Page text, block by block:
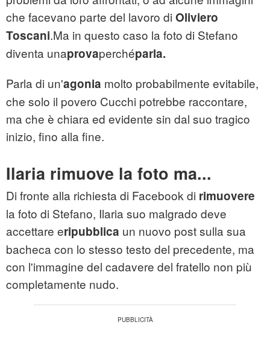
che facevano parte del lavoro di Oliviero
Toscani.Ma in questo caso la foto di Stefano
diventa unaprovaperchéparla.
Parla di un'agonia molto probabilmente evitabile,
che solo il povero Cucchi potrebbe raccontare,
ma che è chiara ed evidente sin dal suo tragico
inizio, fino alla fine.
Ilaria rimuove la foto ma...
Di fronte alla richiesta di Facebook di rimuovere
la foto di Stefano, Ilaria suo malgrado deve
accettare eripubblica un nuovo post sulla sua
bacheca con lo stesso testo del precedente, ma
con l'immagine del cadavere del fratello non più
completamente nudo.